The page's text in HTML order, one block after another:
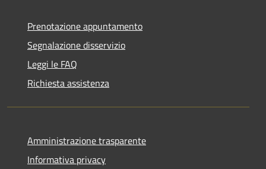
Prenotazione appuntamento
Segnalazione disservizio
Leggi le FAQ
Richiesta assistenza
Amministrazione trasparente
Informativa privacy